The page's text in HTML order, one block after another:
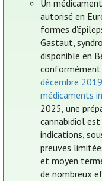
Un
autorisé en
formes
Gastaut,
disponible en
décembre 2019
médicaments
2025, une
cannabidiol
indications,
preuves
et moyen
de nombreux